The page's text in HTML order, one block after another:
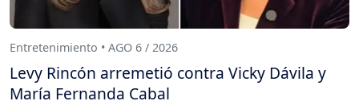
Entretenimiento • AGO 6 / 2026
Levy Rincón arremetió contra Vicky Dávila y
María Fernanda Cabal